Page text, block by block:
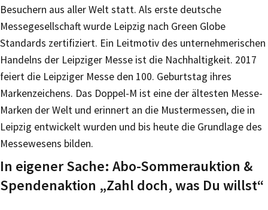
Besuchern aus aller Welt statt. Als erste deutsche
Messegesellschaft wurde Leipzig nach Green Globe
Standards zertifiziert. Ein Leitmotiv des unternehmerischen
Handelns der Leipziger Messe ist die Nachhaltigkeit. 2017
feiert die Leipziger Messe den 100. Geburtstag ihres
Markenzeichens. Das Doppel-M ist eine der ältesten Messe-
Marken der Welt und erinnert an die Mustermessen, die in
Leipzig entwickelt wurden und bis heute die Grundlage des
Messewesens bilden.
In eigener Sache: Abo-Sommerauktion &
Spendenaktion „Zahl doch, was Du willst“